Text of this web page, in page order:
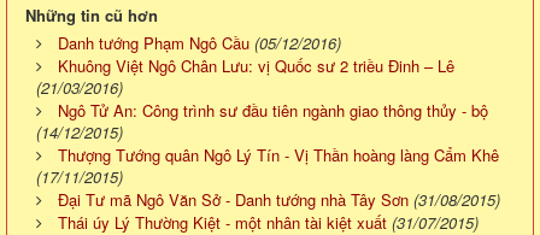
Những tin cũ hơn
Danh tướng Phạm Ngô Cầu (05/12/2016)
Khuông Việt Ngô Chân Lưu: vị Quốc sư 2 triều Đinh – Lê
(21/03/2016)
Ngô Tử An: Công trình sư đầu tiên ngành giao thông thủy - bộ
(14/12/2015)
Thượng Tướng quân Ngô Lý Tín - Vị Thần hoàng làng Cẩm Khê
(17/11/2015)
Đại Tư mã Ngô Văn Sở - Danh tướng nhà Tây Sơn (31/08/2015)
Thái úy Lý Thường Kiệt - một nhân tài kiệt xuất (31/07/2015)